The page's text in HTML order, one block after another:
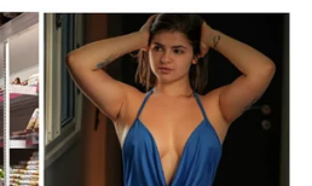
protéger », a-t-elle